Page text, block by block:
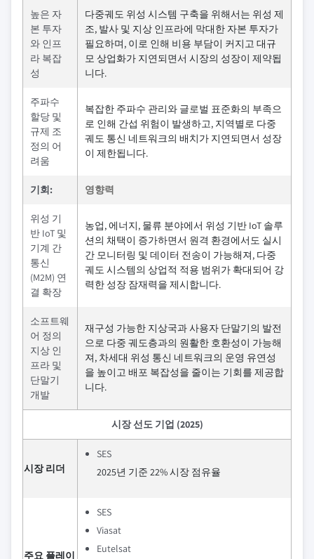
높은 자
본 투자
와 인프
라 복잡
성
다중궤도 위성 시스템 구축을 위해서는 위성 제
조, 발사 및 지상 인프라에 막대한 자본 투자가
필요하며, 이로 인해 비용 부담이 커지고 대규
모 상업화가 지연되면서 시장의 성장이 제약됩
니다.
주파수
할당 및
규제 조
정의 어
려움
복잡한 주파수 관리와 글로벌 표준화의 부족으
로 인해 간섭 위험이 발생하고, 지역별로 다중
궤도 통신 네트워크의 배치가 지연되면서 성장
이 제한됩니다.
기회: 영향력
위성 기
반 IoT 및
기계 간
통신
(M2M) 연
결 확장
농업, 에너지, 물류 분야에서 위성 기반 IoT 솔루
션의 채택이 증가하면서 원격 환경에서도 실시
간 모니터링 및 데이터 전송이 가능해져, 다중
궤도 시스템의 상업적 적용 범위가 확대되어 강
력한 성장 잠재력을 제시합니다.
소프트웨
어 정의
지상 인
프라 및
단말기
개발
재구성 가능한 지상국과 사용자 단말기의 발전
으로 다중 궤도층과의 원활한 호환성이 가능해
져, 차세대 위성 통신 네트워크의 운영 유연성
을 높이고 배포 복잡성을 줄이는 기회를 제공합
니다.
시장 선도 기업 (2025)
시장 리더
SES
2025년 기준 22% 시장 점유율
주요 플레이
SES
Viasat
Eutelsat